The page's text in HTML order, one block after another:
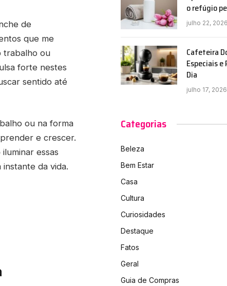
de
que me
trabalho ou
forte nestes
sentido até
ou na forma
e crescer.
essas
da vida.
o refúgio
julho 22, 2026
Cafeteira
Especiais
Dia
julho 17, 2026
Categorias
Beleza
Bem Estar
Casa
Cultura
Curiosidades
Destaque
Fatos
Geral
Guia de Compras